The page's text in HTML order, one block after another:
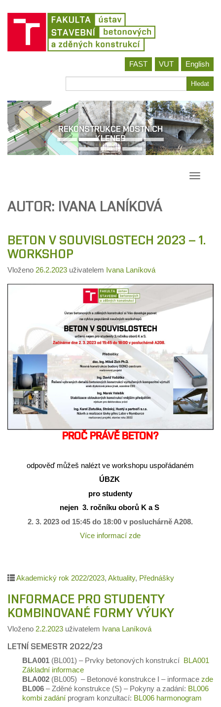
FAST VUT
English
Hledat
REKONSTRUKCE MOSTNÍCH
KLENEB
AUTOR: IVANA LANÍKOVÁ
BETON V SOUVISLOSTECH 2023 – 1.
WORKSHOP
Vloženo 26.2.2023 uživatelem Ivana Laníková
PROČ PRÁVĚ BETON?
odpověď můžeš nalézt ve workshopu uspořádaném
ÚBZK
pro studenty
nejen 3. ročníku oborů K a S
2. 3. 2023 od 15:45 do 18:00 v posluchárně A208.
Více informací zde
Akademický rok 2022/2023, Aktuality, Přednášky
INFORMACE PRO STUDENTY
KOMBINOVANÉ FORMY VÝUKY
Vloženo 2.2.2023 uživatelem Ivana Laníková
LETNÍ SEMESTR 2022/23
BLA001 (BL001) – Prvky betonových konstrukcí BLA001
Základní informace
BLA002 (BL005) – Betonové konstrukce I – informace zde
BL006 – Zděné konstrukce (S) – Pokyny a zadání: BL006
kombi zadání program konzultací: BL006 harmonogram